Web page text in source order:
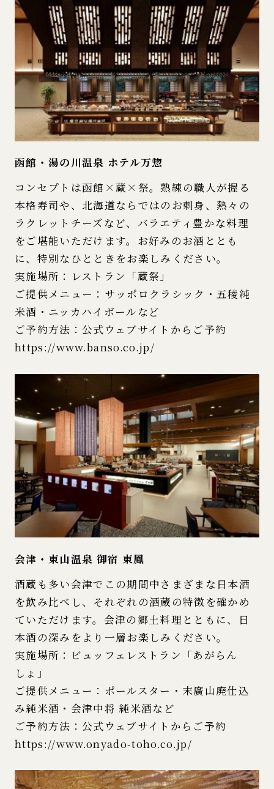
函館・湯の川温泉 ホテル万惣
コンセプトは函館×蔵×祭。熟練の職人が握る
本格寿司や、北海道ならではのお刺身、熱々の
ラクレットチーズなど、バラエティ豊かな料理
をご堪能いただけます。お好みのお酒ととも
に、特別なひとときをお楽しみください。
実施場所：レストラン「蔵祭」
ご提供メニュー：サッポロクラシック・五稜純
米酒・ニッカハイボールなど
ご予約方法：公式ウェブサイトからご予約
https://www.banso.co.jp/
会津・東山温泉 御宿 東鳳
酒蔵も多い会津でこの期間中さまざまな日本酒
を飲み比べし、それぞれの酒蔵の特徴を確かめ
ていただけます。会津の郷土料理とともに、日
本酒の深みをより一層お楽しみください。
実施場所：ビュッフェレストラン「あがらん
しょ」
ご提供メニュー：ポールスター・末廣山廃仕込
み純米酒・会津中将 純米酒など
ご予約方法：公式ウェブサイトからご予約
https://www.onyado-toho.co.jp/